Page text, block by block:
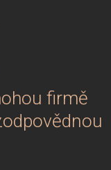
firmě